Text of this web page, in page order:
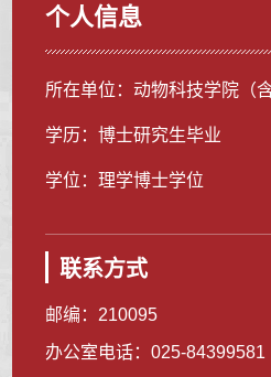
个人信息
所在单位：动物科技学院（
学历：博士研究生毕业
学位：理学博士学位
联系方式
邮编： 210095
办公室电话：025-84399581